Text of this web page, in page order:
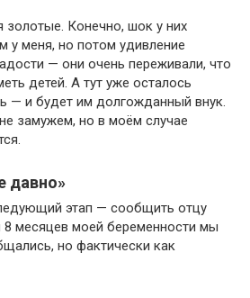
золотые. Конечно, шок у них
меня, но потом удивление
— они очень переживали, что
детей. А тут уже осталось
— и будет им долгожданный внук.
замужем, но в моём случае
давно»
этап — сообщить отцу
8 месяцев моей беременности мы
но фактически как